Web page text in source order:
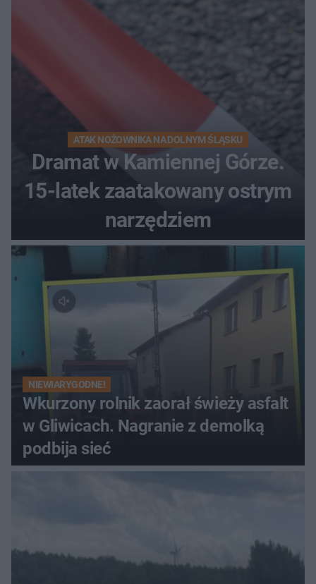
ATAK NOŻOWNIKA NA DOLNYM ŚLĄSKU
Dramat w Kamiennej Górze.
15-latek zaatakowany ostrym
narzędziem
NIEWIARYGODNE!
Wkurzony rolnik zaorał świeży asfalt
w Gliwicach. Nagranie z demolką
podbija sieć